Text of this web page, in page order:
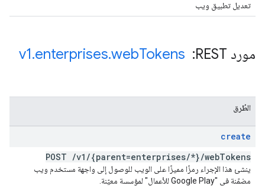
تعديل تطبيق ويب
مورد REST: ‏ v1.enterprises.webTokens
الطُرق
create
POST /v1 /{parent=enterprises/*}/webTokens
ينشئ هذا الإجراء رمزًا مميزًا على الويب للوصول إلى واجهة مستخدم ويب
مضمّنة في "Google Play للأعمال" لمؤسسة معيّنة.